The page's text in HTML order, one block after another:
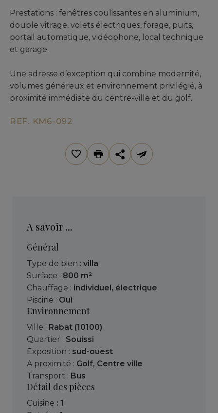
Prestations : fenêtres coulissantes en aluminium,
double vitrage, volets électriques, forage, puits,
portail automatique, vidéophone, local technique
et garage.
Une adresse d’exception qui combine modernité,
volumes généreux et environnement privilégié, à
proximité immédiate du centre-ville et du golf.
REF. KM6-092
A savoir ...
Général
Type de bien : villa
Surface : 800 m²
Chauffage : individuel, électrique
Piscine : Oui
Environnement
Ville : Rabat (10100)
Quartier : Souissi
Exposition : sud-ouest
A proximité : Golf, Centre ville
Transport : Bus
Détail des pièces
cuisine : 1